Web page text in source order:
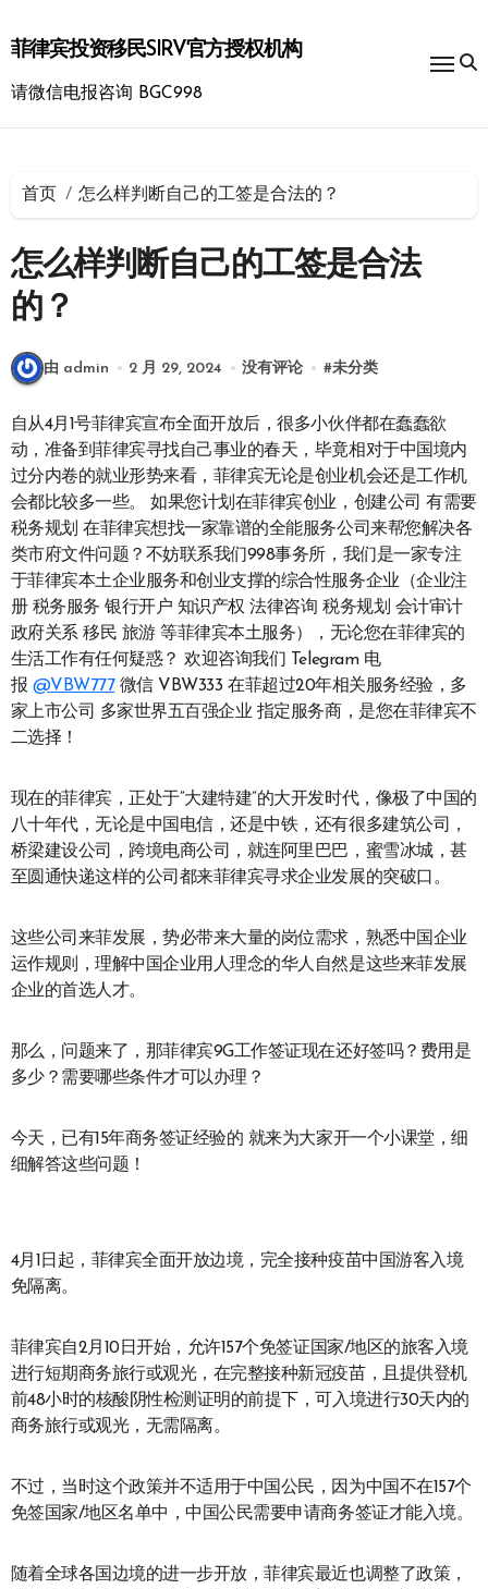
到
内
菲律宾投资移民SIRV官方授权机构
请微信电报咨询 BGC998
首页 怎么样判断自己的工签是合法的？
怎么样判断自己的工签是合法
的？
由 admin 2 月 29, 2024 没有评论 #未分类
自从4月1号菲律宾宣布全面开放后，很多小伙伴都在蠢蠢欲
动，准备到菲律宾寻找自己事业的春天，毕竟相对于中国境内
过分内卷的就业形势来看，菲律宾无论是创业机会还是工作机
会都比较多一些。 如果您计划在菲律宾创业，创建公司 有需要
税务规划 在菲律宾想找一家靠谱的全能服务公司来帮您解决各
类市府文件问题？不妨联系我们998事务所，我们是一家专注
于菲律宾本土企业服务和创业支撑的综合性服务企业（企业注
册 税务服务 银行开户 知识产权 法律咨询 税务规划 会计审计
政府关系 移民 旅游 等菲律宾本土服务），无论您在菲律宾的
生活工作有任何疑惑？ 欢迎咨询我们 Telegram 电
报 @VBW777微信 VBW333 在菲超过20年相关服务经验，多
家上市公司 多家世界五百强企业 指定服务商，是您在菲律宾不
二选择！
现在的菲律宾，正处于”大建特建”的大开发时代，像极了中国的
八十年代，无论是中国电信，还是中铁，还有很多建筑公司，
桥梁建设公司，跨境电商公司，就连阿里巴巴，蜜雪冰城，甚
至圆通快递这样的公司都来菲律宾寻求企业发展的突破口。
这些公司来菲发展，势必带来大量的岗位需求，熟悉中国企业
运作规则，理解中国企业用人理念的华人自然是这些来菲发展
企业的首选人才。
那么，问题来了，那菲律宾9G工作签证现在还好签吗？费用是
多少？需要哪些条件才可以办理？
今天，已有15年商务签证经验的 就来为大家开一个小课堂，细
细解答这些问题！
4月1日起，菲律宾全面开放边境，完全接种疫苗中国游客入境
免隔离。
菲律宾自2月10日开始，允许157个免签证国家/地区的旅客入境
进行短期商务旅行或观光，在完整接种新冠疫苗，且提供登机
前48小时的核酸阴性检测证明的前提下，可入境进行30天内的
商务旅行或观光，无需隔离。
不过，当时这个政策并不适用于中国公民，因为中国不在157个
免签国家/地区名单中，中国公民需要申请商务签证才能入境。
随着全球各国边境的进一步开放，菲律宾最近也调整了政策，